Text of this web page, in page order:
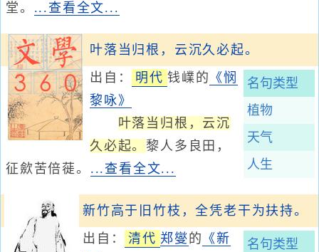
堂。 ...查看全文...
叶落当归根，云沉久必起。
名句类型
植物
天气
人生
出自： 明代 钱嶫的 《悯
黎咏》
叶落当归根，云沉
久必起。 黎人多良田，
征歛苦倍蓰。 ...查看全文...
新竹高于旧竹枝，全凭老干为扶持。
名句类型
出自： 清代 郑燮 的 《新